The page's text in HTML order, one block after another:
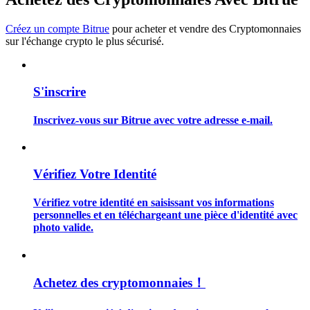
Créez un compte Bitrue pour acheter et vendre des Cryptomonnaies
sur l'échange crypto le plus sécurisé.
S'inscrire
Inscrivez-vous sur Bitrue avec votre adresse e-mail.
Vérifiez Votre Identité
Vérifiez votre identité en saisissant vos informations
personnelles et en téléchargeant une pièce d'identité avec
photo valide.
Achetez des cryptomonnaies！